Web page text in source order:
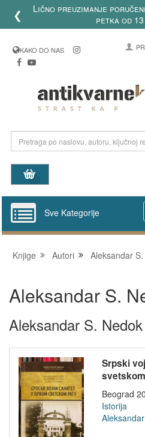
❮
Lično preuzimanje
petka od
KAKO DO NAS
Sve Kategorije
Knjige Autori Aleksandar
Aleksandar S.
Aleksandar S.
Srpski
N...
Beograd
Istorija